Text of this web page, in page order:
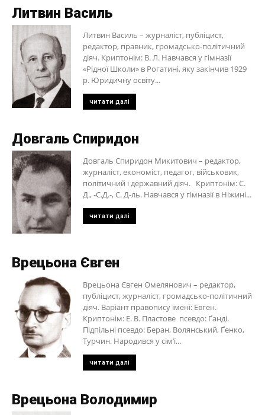
Литвин Василь
Литвин Василь – журналіст, публіцист,
редактор, правник, громадсько-політичний
діяч. Криптонім: В. Л. Навчався у гімназії
«Рідної Школи» в Рогатині, яку закінчив 1929
р. Юридичну освіту...
читати далі
Довгаль Спиридон
Довгаль Спиридон Микитович – редактор,
журналіст, економіст, педагог, військовик,
політичний і державний діяч. Криптонім: С.
Д., -С.Д.-, С. Д-ль. Навчався у гімназії в Ніжині...
читати далі
Врецьона Євген
Врецьона Євген Омелянович – редактор,
публіцист, журналіст, громадсько-політичний
діяч. Варіант правопису імені: Евген.
Криптонім: Е. В. Пластове псевдо: Ґанді.
Підпільні псевдо: Беран, Волянський, Ґенко,
Турчин. Народився у сім’ї...
читати далі
Врецьона Володимир